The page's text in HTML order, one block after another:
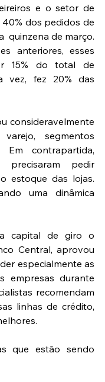
e o setor de
dos pedidos de
quinzena de março.
anteriores, esses
15% do total de
vez, fez 20% das
consideravelmente
segmentos
Em contrapartida,
precisaram pedir
estoque das lojas.
uma dinâmica
capital de giro o
Central, aprovou
especialmente as
empresas durante
recomendam
linhas de crédito,
que estão sendo